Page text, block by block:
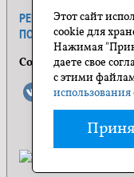
РЕКЛАМА ПРАВИЛА
ПОЛИТИКА
Социальные сети
Этот сайт
cookie для
Нажимая
даете свое
с этими
использования